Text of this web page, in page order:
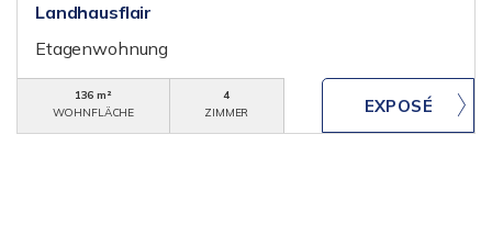
Landhausflair
Etagenwohnung
136 m²
WOHNFLÄCHE
4
ZIMMER